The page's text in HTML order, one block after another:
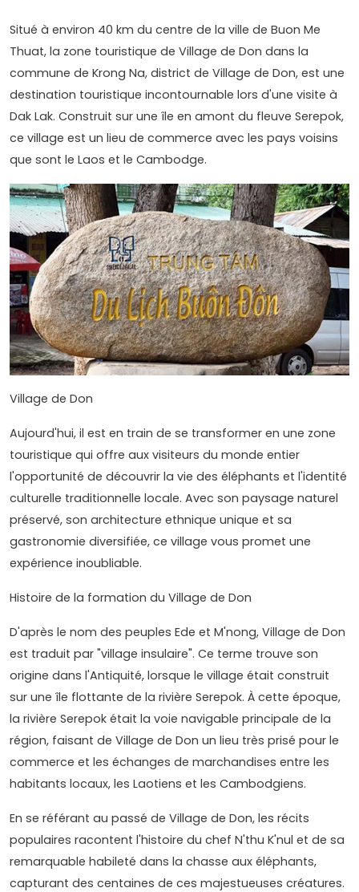
Situé à environ 40 km du centre de la ville de Buon Me
Thuat, la zone touristique de Village de Don dans la
commune de Krong Na, district de Village de Don, est une
destination touristique incontournable lors d'une visite à
Dak Lak. Construit sur une île en amont du fleuve Serepok,
ce village est un lieu de commerce avec les pays voisins
que sont le Laos et le Cambodge.
Village de Don
Aujourd'hui, il est en train de se transformer en une zone
touristique qui offre aux visiteurs du monde entier
l'opportunité de découvrir la vie des éléphants et l'identité
culturelle traditionnelle locale. Avec son paysage naturel
préservé, son architecture ethnique unique et sa
gastronomie diversifiée, ce village vous promet une
expérience inoubliable.
Histoire de la formation du Village de Don
D'après le nom des peuples Ede et M'nong, Village de Don
est traduit par "village insulaire". Ce terme trouve son
origine dans l'Antiquité, lorsque le village était construit
sur une île flottante de la rivière Serepok. À cette époque,
la rivière Serepok était la voie navigable principale de la
région, faisant de Village de Don un lieu très prisé pour le
commerce et les échanges de marchandises entre les
habitants locaux, les Laotiens et les Cambodgiens.
En se référant au passé de Village de Don, les récits
populaires racontent l'histoire du chef N'thu K'nul et de sa
remarquable habileté dans la chasse aux éléphants,
capturant des centaines de ces majestueuses créatures.